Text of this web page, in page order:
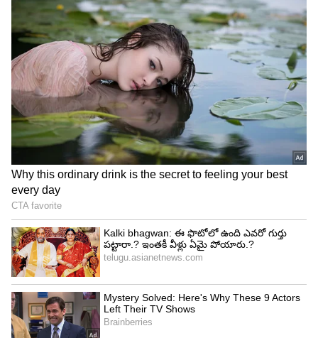
Image Credit :Getty
అవిసె గింజలు...
అవిసె గింజల్లో యాంటీ ఆక్సిడెంట్లు, ఫైబర, ఆరోగ్యకరమైన
ఫ్యాట్స్ పుష్కలంగా ఉంటాయి. ఇవ జీర్ణక్రియకు సహాయం
చేస్తాయి. హార్మోన్లను బ్యాలెన్స్డ్ గా ఉంచుతాయి. ఆక్సీకరణ
ఒత్తిడిని తగ్గిస్తాయి. ఇవన్నీ... చర్మాన్ని అందంగా కనిపించేలా
చేస్తాయి. ఈ అవిసె గింజలను మీరు పొడి రూపంలో చేసి
కూడా తీసుకోవచ్చు.